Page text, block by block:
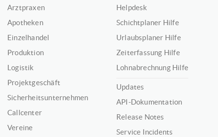
Arztpraxen
Apotheken
Einzelhandel
Produktion
Logistik
Projektgeschäft
Sicherheitsunternehmen
Callcenter
Vereine
Helpdesk
Schichtplaner Hilfe
Urlaubsplaner Hilfe
Zeiterfassung Hilfe
Lohnabrechnung Hilfe
Updates
API-Dokumentation
Release Notes
Service Incidents